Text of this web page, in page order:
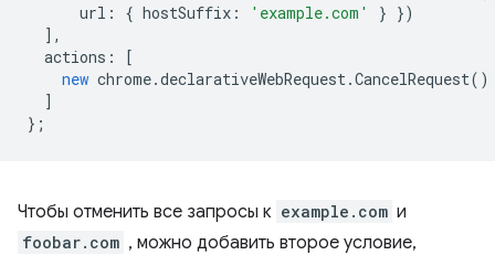
url : { hostSuffix : 'example.com' } })
],
actions :
[
new chrome.declarativeWebRequest.CancelRequest()
]
};
Чтобы отменить все запросы к example.com и
foobar.com , можно добавить второе условие,